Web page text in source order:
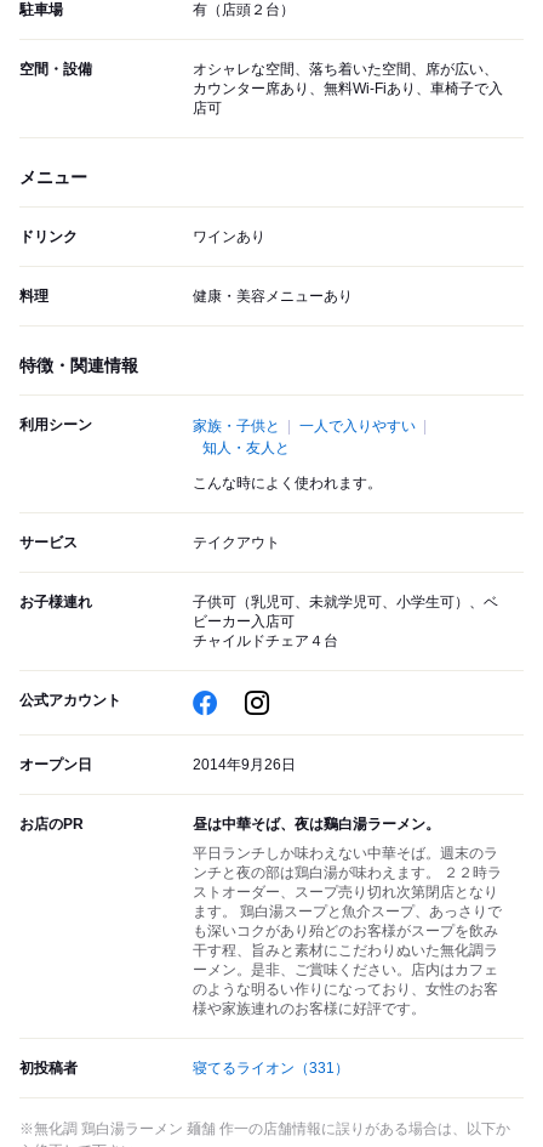
駐車場 有（店頭２台）
空間・設備
オシャレな空間、落ち着いた空間、席が広い、
カウンター席あり、無料Wi-Fiあり、車椅子で入
店可
メニュー
ドリンク ワインあり
料理 健康・美容メニューあり
特徴・関連情報
利用シーン 家族・子供と
一人で入りやすい
知人・友人と
こんな時によく使われます。
サービス テイクアウト
お子様連れ
子供可（乳児可、未就学児可、小学生可）、ベ
ビーカー入店可
チャイルドチェア４台
公式アカウント
オープン日 2014年9月26日
お店のPR
昼は中華そば、夜は鷄白湯ラーメン。
平日ランチしか味わえない中華そば。週末のラ
ンチと夜の部は鶏白湯が味わえます。 ２２時ラ
ストオーダー、スープ売り切れ次第閉店となり
ます。 鶏白湯スープと魚介スープ、あっさりで
も深いコクがあり殆どのお客様がスープを飲み
干す程、旨みと素材にこだわりぬいた無化調ラ
ーメン。是非、ご賞味ください。店内はカフェ
のような明るい作りになっており、女性のお客
様や家族連れのお客様に好評です。
初投稿者 寝てるライオン （331）
※無化調 鶏白湯ラーメン 麺舗 作一の店舗情報に誤りがある場合は、以下か